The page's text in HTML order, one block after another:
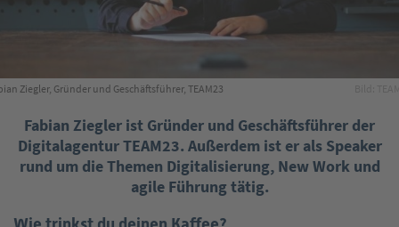
Ziegler, Gründer und Geschäftsführer, TEAM23
Fabian Ziegler ist Gründer und Geschäftsführer der
Digitalagentur TEAM23. Außerdem ist er als Speaker
rund um die Themen Digitalisierung, New Work und
agile Führung tätig.